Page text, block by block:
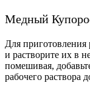
Медный
Для приготовления
и растворите их в
помешивая,
рабочего раствора